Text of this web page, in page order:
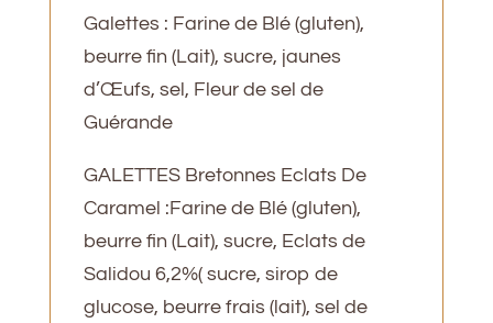
Galettes : Farine de Blé (gluten),
beurre fin (Lait), sucre, jaunes
d’Œufs, sel, Fleur de sel de
Guérande
GALETTES Bretonnes Eclats De
Caramel :Farine de Blé (gluten),
beurre fin (Lait), sucre, Eclats de
Salidou 6,2%( sucre, sirop de
glucose, beurre frais (lait), sel de